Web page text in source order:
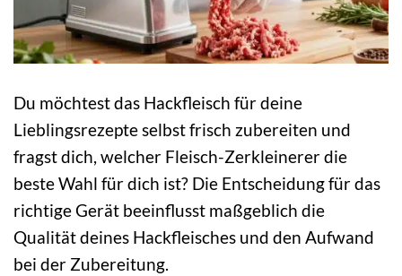
Du möchtest das Hackfleisch für deine
Lieblingsrezepte selbst frisch zubereiten und
fragst dich, welcher Fleisch-Zerkleinerer die
beste Wahl für dich ist? Die Entscheidung für das
richtige Gerät beeinflusst maßgeblich die
Qualität deines Hackfleisches und den Aufwand
bei der Zubereitung.